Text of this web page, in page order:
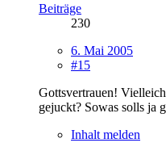
Beiträge
230
6. Mai 2005
#15
Gottsvertrauen!
gejuckt? Sowas solls ja
Inhalt melden